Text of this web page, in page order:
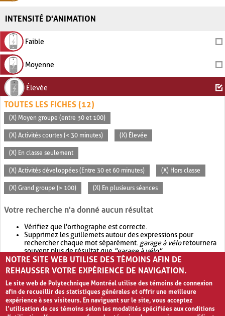
INTENSITÉ D'ANIMATION
Faible
Moyenne
Élevée
TOUTES LES FICHES (12)
(X) Moyen groupe (entre 30 et 100)
(X) Activités courtes (< 30 minutes) (X) Élevée
(X) En classe seulement
(X) Activités développées (Entre 30 et 60 minutes) (X) Hors classe
(X) Grand groupe (> 100) (X) En plusieurs séances
Votre recherche n'a donné aucun résultat
Vérifiez que l'orthographe est correcte.
Supprimez les guillemets autour des expressions pour
rechercher chaque mot séparément. garage à véloretournera
souvent plus de résultat que"garage à vélo".
Envisagez d'élargir votre recherche avec OR.garage OR vélo
retournera souvent plus de résultat quegarage à vélo
NOTRE SITE WEB UTILISE DES TÉMOINS AFIN DE
REHAUSSER VOTRE EXPÉRIENCE DE NAVIGATION.
Le site web de Polytechnique Montréal utilise des témoins de connexion
afin de recueillir des statistiques générales et offrir une meilleure
expérience à ses visiteurs. En naviguant sur le site, vous acceptez
l’utilisation de ces témoins selon les modalités spécifiées aux conditions